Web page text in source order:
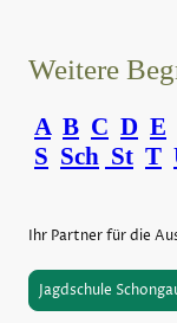
Weitere
A B C D E
S Sch St T
Ihr Partner für die
Jagdschule